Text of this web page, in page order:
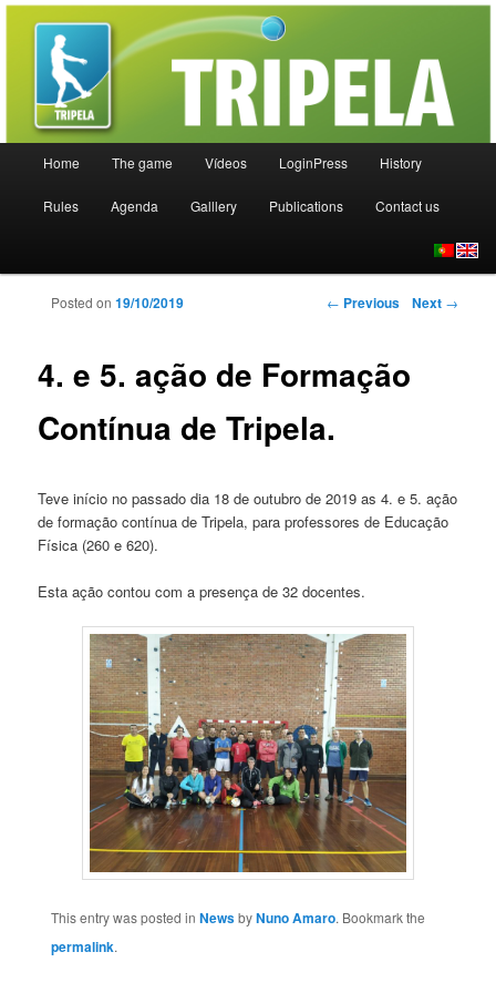
TRIPELA
Uma nova modalidade desportiva
Skip to primary content
Skip to secondary content
Home The game Vídeos LoginPress History
Rules Agenda Galllery Publications Contact us
Post navigation
← Previous Next →
4. e 5. ação de Formação
Contínua de Tripela.
Posted on19/10/2019
Teve início no passado dia 18 de outubro de 2019 as 4. e 5. ação
de formação contínua de Tripela, para professores de Educação
Física (260 e 620).
Esta ação contou com a presença de 32 docentes.
This entry was posted inNewsbyNuno Amaro. Bookmark the
permalink.